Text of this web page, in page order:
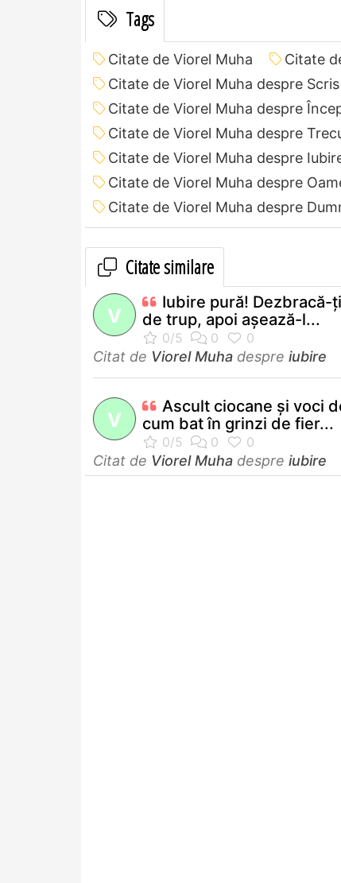
Tags
Citate de Viorel Muha Citate
Citate de Viorel Muha despre Scris
Citate de Viorel Muha despre
Citate de Viorel Muha despre
Citate de Viorel Muha despre
Citate de Viorel Muha despre
Citate de Viorel Muha despre
Citate similare
V
Iubire pură! Dezbracă-
de trup, apoi aşează-l...
Citat de Viorel Muha despre iubire
V
Ascult ciocane şi voci
cum bat în grinzi de fier...
Citat de Viorel Muha despre iubire